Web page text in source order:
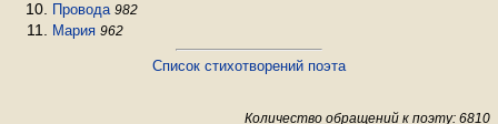
Провода 982
Мария 962
Список стихотворений поэта
Количество обращений к поэту: 6810